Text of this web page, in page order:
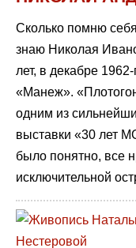
Сколько помню
знаю Николая
лет, в декабре
«Манеж».
одним из
выставки «30 лет
было понятно, все
исключительной